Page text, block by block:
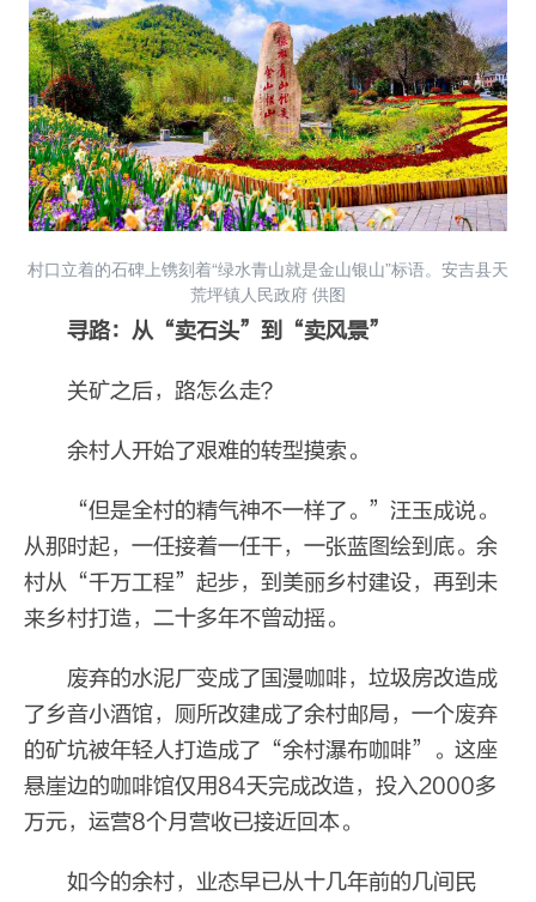
村口立着的石碑上镌刻着“绿水青山就是金山银山”标语。安吉县天
荒坪镇人民政府 供图
寻路：从“卖石头”到“卖风景”
关矿之后，路怎么走？
余村人开始了艰难的转型摸索。
“但是全村的精气神不一样了。”汪玉成说。
从那时起，一任接着一任干，一张蓝图绘到底。余
村从“千万工程”起步，到美丽乡村建设，再到未
来乡村打造，二十多年不曾动摇。
废弃的水泥厂变成了国漫咖啡，垃圾房改造成
了乡音小酒馆，厕所改建成了余村邮局，一个废弃
的矿坑被年轻人打造成了“余村瀑布咖啡”。这座
悬崖边的咖啡馆仅用84天完成改造，投入2000多
万元，运营8个月营收已接近回本。
如今的余村，业态早已从十几年前的几间民